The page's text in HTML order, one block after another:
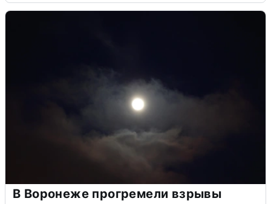
В Воронеже прогремели взрывы